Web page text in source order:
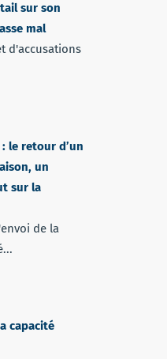
sur son
mal
d'accusations
le retour d’un
un
sur la
de la
capacité